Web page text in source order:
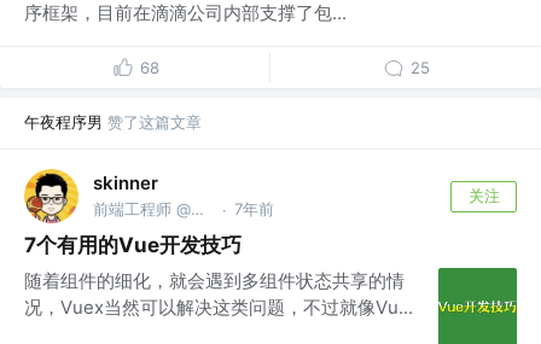
序框架，目前在滴滴公司内部支撑了包...
68 25
午夜程序男 赞了这篇文章
skinner
前端工程师 @微店（口袋购物） · 7年前
关注
7个有用的Vue开发技巧
随着组件的细化，就会遇到多组件状态共享的情
况，Vuex当然可以解决这类问题，不过就像Vu...